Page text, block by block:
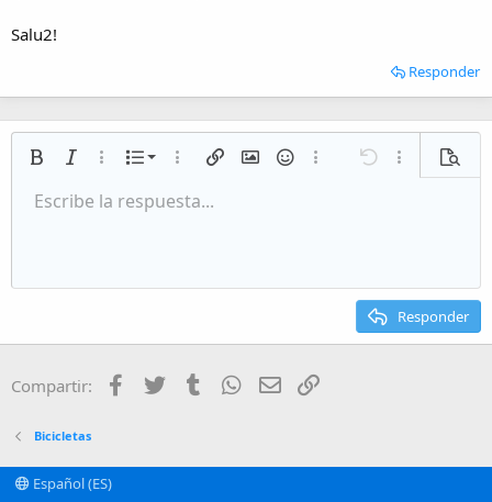
Salu2!
Responder
NegritaCursivaMás opciones…
Lista
Lista numerada
Lista desordenada
Más opciones…
Insertar enlace
Insertar imagen
EmoticonosMás opciones…
Deshacer
Más
Vista
Tamaño del texto
9
Color de texto
Fuente Arial
Trebuchet MS
TachadoSubrayado
AlineamientoAlineación izquierda
Paragraph format
Normal
Heading 2
CitarMultimedia
Insert table
Insert horizontal line
SpoilerCódigo
RehacerCambiar a código BB
Eliminar formato
BorradoresGuardar borrador
Escribe la respuesta...
Responder
Compartir: Facebook
Twitter TumblrWhatsApp
Email
Bicicletas
Español (ES)